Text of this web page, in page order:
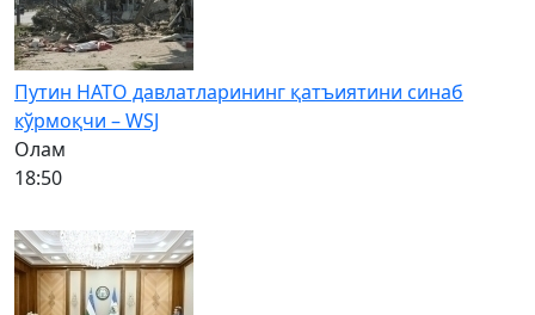
Путин НАТО давлатларининг қатъиятини синаб
кўрмоқчи – WSJ
Олам
18:50